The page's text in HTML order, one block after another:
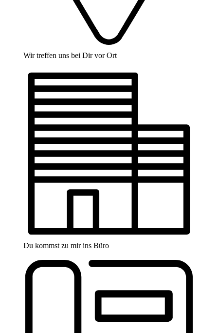
Wir treffen uns bei Dir vor Ort
Du kommst zu mir ins Büro